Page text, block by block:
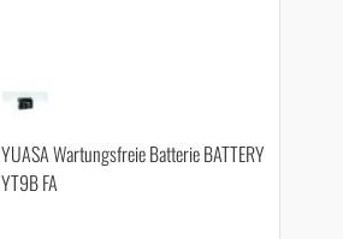
YUASA Wartungsfreie Batterie BATTERY
YT9B FA